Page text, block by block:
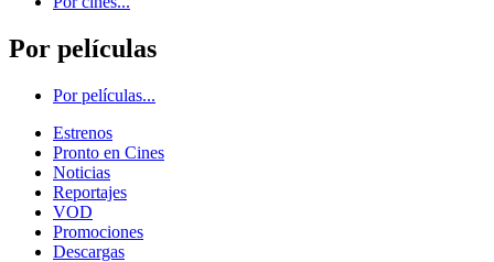
Por películas
Por películas...
Estrenos
Pronto en Cines
Noticias
Reportajes
VOD
Promociones
Descargas